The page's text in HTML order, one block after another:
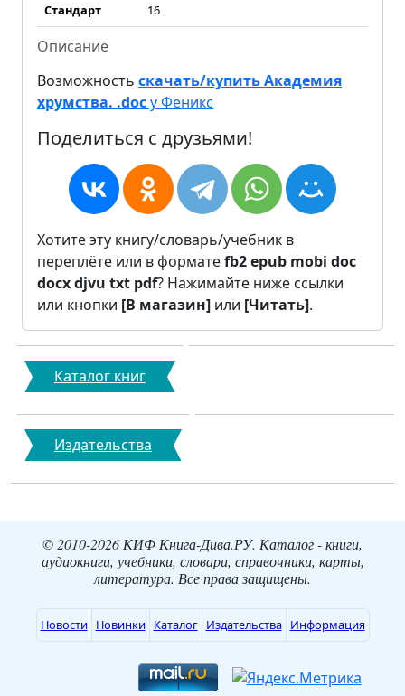
Стандарт
16
Описание
Возможность скачать/купить Академия
хрумства. .docу Феникс
Поделиться с друзьями!
Хотите эту книгу/словарь/учебник в
переплёте или в форматеfb2epub mobi doc
docxdjvu txt pdf? Нажимайте ниже ссылки
или кнопки [В магазин] или [Читать].
Каталог книг
Издательства
© 2010-2026 КИФ Книга-Дива.РУ. Каталог - книги,
аудиокниги, учебники, словари, справочники, карты,
литература. Все права защищены.
Новости Новинки Каталог Издательства Информация